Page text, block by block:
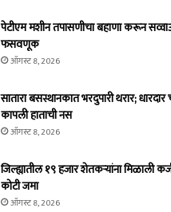
पेटीएम मशीन तपासणीचा बहाणा करून
फसवणूक
ऑगस्ट 8, 2026
सातारा बसस्थानकात भरदुपारी थरार;
कापली हाताची नस
ऑगस्ट 8, 2026
जिल्ह्यातील १९ हजार शेतकर्‍यांना मिळाली
कोटी जमा
ऑगस्ट 8, 2026